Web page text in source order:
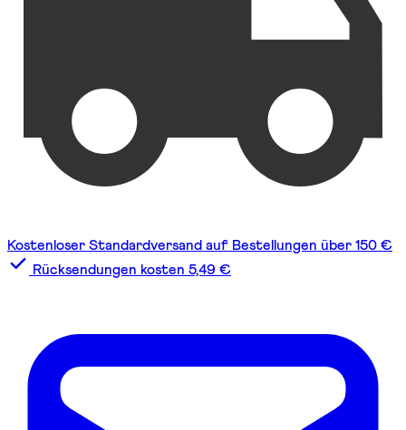
Kostenloser Standardversand auf Bestellungen über 150 €
Rücksendungen kosten 5,49 €